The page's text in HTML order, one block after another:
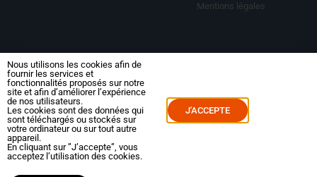
Mentions légales
LA BOUTIQUE
Abonnements
Le magazine
Packs
Dossiers
Mes commandes
Mes abonnements
Nous utilisons les cookies afin de
fournir les services et
fonctionnalités proposés sur notre
site et afin d’améliorer l’expérience
de nos utilisateurs.
Les cookies sont des données qui
sont téléchargés ou stockés sur
votre ordinateur ou sur tout autre
appareil.
En cliquant sur ”J’accepte”, vous
acceptez l’utilisation des cookies.
J'ACCEPTE